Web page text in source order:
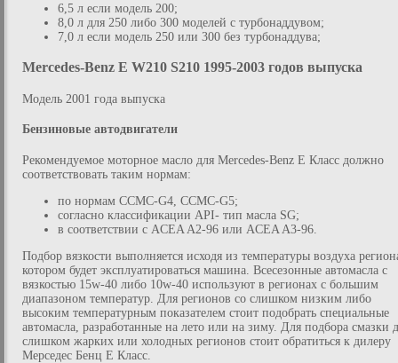
6,5 л если модель 200;
8,0 л для 250 либо 300 моделей с турбонаддувом;
7,0 л если модель 250 или 300 без турбонаддува;
Mercedes-Benz E W210 S210 1995-2003 годов выпуска
Модель 2001 года выпуска
Бензиновые автодвигатели
Рекомендуемое моторное масло для Mercedes-Benz E Класс должно
соответствовать таким нормам:
по нормам CCMC-G4, CCMC-G5;
согласно классификации API- тип масла SG;
в соответствии с ACEA A2-96 или ACEA A3-96.
Подбор вязкости выполняется исходя из температуры воздуха
котором будет эксплуатироваться машина. Всесезонные автомасла с
вязкостью 15w-40 либо 10w-40 используют в регионах с большим
диапазоном температур. Для регионов со слишком низким либо
высоким температурным показателем стоит подобрать специальные
автомасла, разработанные на лето или на зиму. Для подбора смазки
слишком жарких или холодных регионов стоит обратиться к дилеру
Мерседес Бенц Е Класс.